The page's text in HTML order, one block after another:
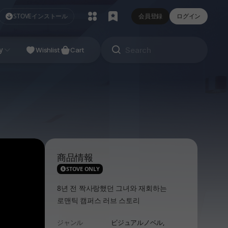
STOVEインストール 会員登録 ログイン
Studio
Wishlist Cart
商品情報
STOVE ONLY
8년 전 짝사랑했던 그녀와 재회하는
로맨틱 캠퍼스 러브 스토리
ジャンル ビジュアルノベル,